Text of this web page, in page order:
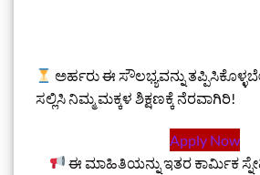
ಅರ್ಹರು ಈ ಸೌಲಭ್ಯವನ್ನು
ಸಲ್ಲಿಸಿ ನಿಮ್ಮ ಮಕ್ಕಳ ಶಿಕ್ಷಣಕ್ಕೆ ನೆರವಾಗಿರಿ!
Apply Now
ಈ ಮಾಹಿತಿಯನ್ನು ಇತರ ಕಾರ್ಮಿಕ